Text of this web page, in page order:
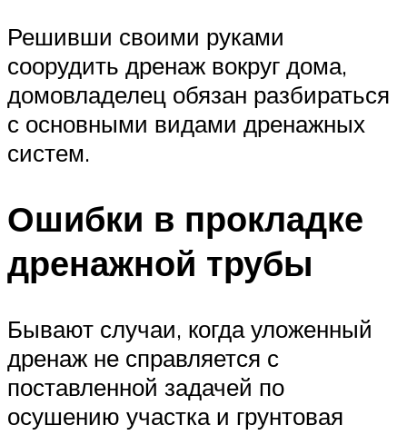
Решивши своими руками
соорудить дренаж вокруг дома,
домовладелец обязан разбираться
с основными видами дренажных
систем.
Ошибки в прокладке
дренажной трубы
Бывают случаи, когда уложенный
дренаж не справляется с
поставленной задачей по
осушению участка и грунтовая